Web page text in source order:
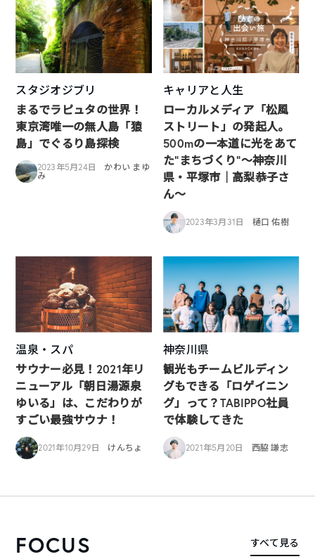
スタジオジブリ
まるでラピュタの世界！
東京湾唯一の無人島「猿
島」でぐるり島探検
2023年5月24日
かわい まゆ
み
キャリアと人生
ローカルメディア「松風
ストリート」の発起人。
500mの一本道に光をあて
た”まちづくり”〜神奈川
県・平塚市｜高梨恭子さ
ん〜
2023年3月31日 樋口 佑樹
温泉・スパ
サウナー必見！2021年リ
ニューアル「朝日湯源泉
ゆいる」は、こだわりが
すごい最強サウナ！
2021年10月29日 けんちょ
神奈川県
観光もチームビルディン
グもできる「ロゲイニン
グ」って？TABIPPO社員
で体験してきた
2021年5月20日 西脇 謙志
FOCUS すべて見る